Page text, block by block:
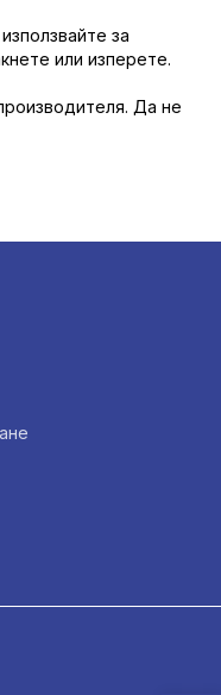
за
или изперете.
Да не